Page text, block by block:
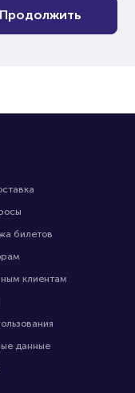
Продолжить
билетов
клиентам
данные